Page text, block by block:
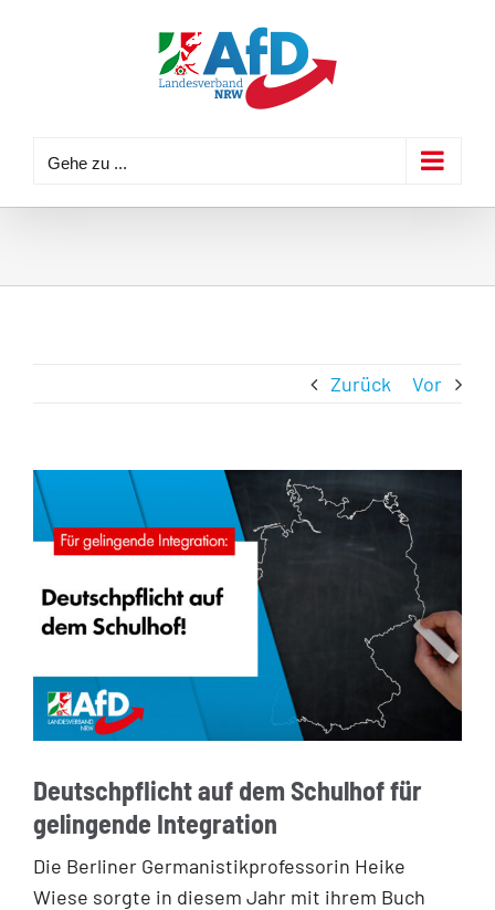
Gehe zu ...
Zurück Vor
Deutschpflicht auf dem Schulhof für
gelingende Integration
Die Berliner Germanistikprofessorin Heike
Wiese sorgte in diesem Jahr mit ihrem Buch